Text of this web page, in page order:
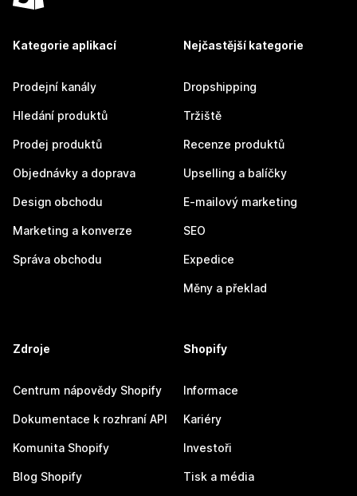
Kategorie aplikací
Prodejní kanály
Hledání produktů
Prodej produktů
Objednávky a doprava
Design obchodu
Marketing a konverze
Správa obchodu
Nejčastější kategorie
Dropshipping
Tržiště
Recenze produktů
Upselling a balíčky
E-mailový marketing
SEO
Expedice
Měny a překlad
Zdroje
Centrum nápovědy Shopify
Dokumentace k rozhraní API
Komunita Shopify
Blog Shopify
Shopify
Informace
Kariéry
Investoři
Tisk a média